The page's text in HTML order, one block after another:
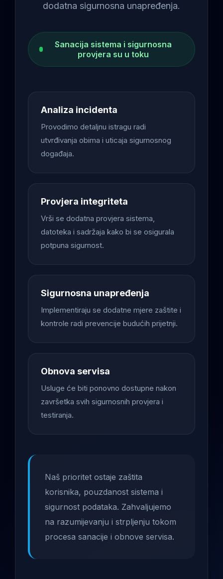
dodatna sigurnosna unapređenja.
Sanacija sistema i sigurnosna
provjera su u toku
Analiza incidenta
Provodimo detaljnu istragu radi
utvrđivanja obima i uticaja sigurnosnog
događaja.
Provjera integriteta
Vrši se dodatna provjera sistema,
datoteka i sadržaja kako bi se osigurala
potpuna sigurnost.
Sigurnosna unapređenja
Implementiraju se dodatne mjere zaštite i
kontrole radi prevencije budućih prijetnji.
Obnova servisa
Usluge će biti ponovno dostupne nakon
završetka svih sigurnosnih provjera i
testiranja.
Naš prioritet ostaje zaštita
korisnika, pouzdanost sistema i
sigurnost podataka. Zahvaljujemo
na razumijevanju i strpljenju tokom
procesa sanacije i obnove servisa.